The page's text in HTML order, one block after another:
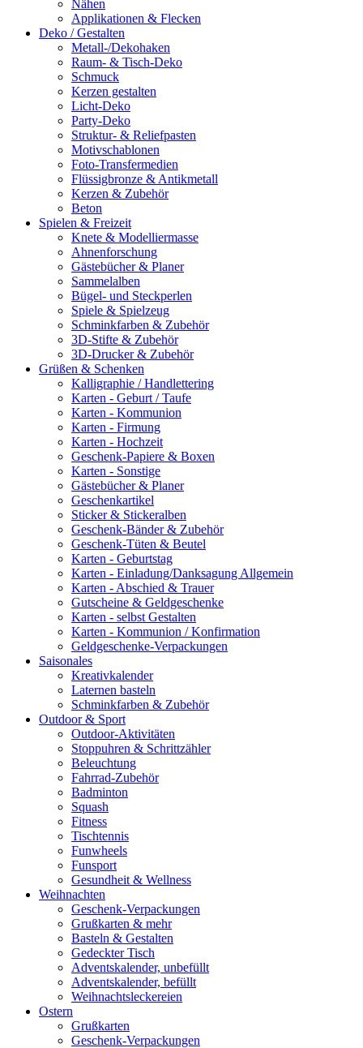
Nähen
Applikationen & Flecken
Deko / Gestalten
Metall-/Dekohaken
Raum- & Tisch-Deko
Schmuck
Kerzen gestalten
Licht-Deko
Party-Deko
Struktur- & Reliefpasten
Motivschablonen
Foto-Transfermedien
Flüssigbronze & Antikmetall
Kerzen & Zubehör
Beton
Spielen & Freizeit
Knete & Modelliermasse
Ahnenforschung
Gästebücher & Planer
Sammelalben
Bügel- und Steckperlen
Spiele & Spielzeug
Schminkfarben & Zubehör
3D-Stifte & Zubehör
3D-Drucker & Zubehör
Grüßen & Schenken
Kalligraphie / Handlettering
Karten - Geburt / Taufe
Karten - Kommunion
Karten - Firmung
Karten - Hochzeit
Geschenk-Papiere & Boxen
Karten - Sonstige
Gästebücher & Planer
Geschenkartikel
Sticker & Stickeralben
Geschenk-Bänder & Zubehör
Geschenk-Tüten & Beutel
Karten - Geburtstag
Karten - Einladung/Danksagung Allgemein
Karten - Abschied & Trauer
Gutscheine & Geldgeschenke
Karten - selbst Gestalten
Karten - Kommunion / Konfirmation
Geldgeschenke-Verpackungen
Saisonales
Kreativkalender
Laternen basteln
Schminkfarben & Zubehör
Outdoor & Sport
Outdoor-Aktivitäten
Stoppuhren & Schrittzähler
Beleuchtung
Fahrrad-Zubehör
Badminton
Squash
Fitness
Tischtennis
Funwheels
Funsport
Gesundheit & Wellness
Weihnachten
Geschenk-Verpackungen
Grußkarten & mehr
Basteln & Gestalten
Gedeckter Tisch
Adventskalender, unbefüllt
Adventskalender, befüllt
Weihnachtsleckereien
Ostern
Grußkarten
Geschenk-Verpackungen